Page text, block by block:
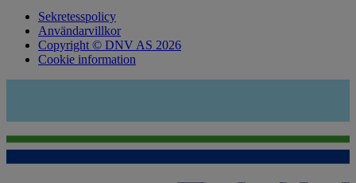
Sekretesspolicy
Användarvillkor
Copyright © DNV AS 2026
Cookie information